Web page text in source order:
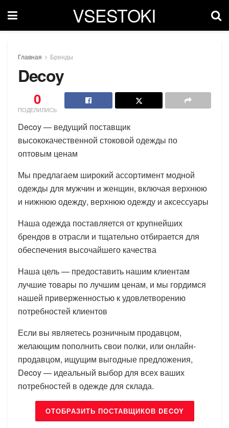
VSESTOKI
Главная Бренды
Decoy
0
ПОДЕЛИЛИСЬ
Decoy — ведущий поставщик
высококачественной стоковой одежды по
оптовым ценам
Мы предлагаем широкий ассортимент модной
одежды для мужчин и женщин, включая верхнюю
и нижнюю одежду, верхнюю одежду и аксессуары
Наша одежда поставляется от крупнейших
брендов в отрасли и тщательно отбирается для
обеспечения высочайшего качества
Наша цель — предоставить нашим клиентам
лучшие товары по лучшим ценам, и мы гордимся
нашей приверженностью к удовлетворению
потребностей клиентов
Если вы являетесь розничным продавцом,
желающим пополнить свои полки, или онлайн-
продавцом, ищущим выгодные предложения,
Decoy — идеальный выбор для всех ваших
потребностей в одежде для склада.
ОТОБРАЗИТЬ ПОСТАВЩИКОВ DECOY